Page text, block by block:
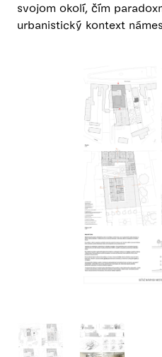
svojom okolí, čím
urbanistický kontext